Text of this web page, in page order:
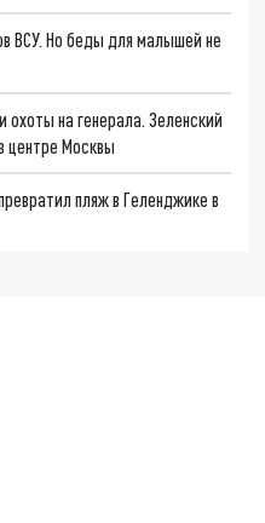
ВСУ. Но беды для малышей не
на генерала. Зеленский
центре Москвы
пляж в Геленджике в